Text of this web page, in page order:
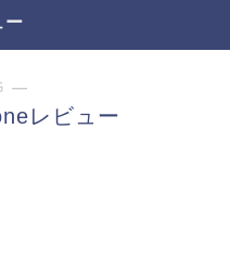
ー
―
レビュー